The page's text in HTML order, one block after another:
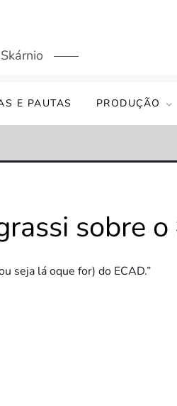
E PAUTAS PRODUÇÃO
sobre
seja lá oque for) do ECAD.”